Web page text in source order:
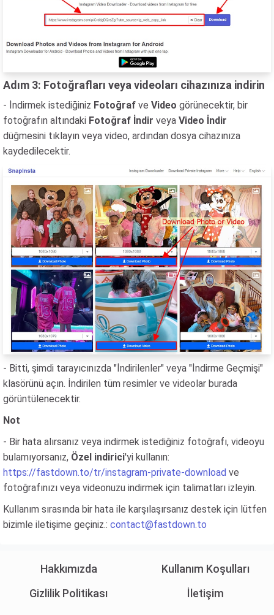
Adım 3: Fotoğrafları veya videoları cihazınıza indirin
- İndirmek istediğiniz Fotoğraf ve Video görünecektir, bir
fotoğrafın altındaki Fotoğraf İndir veya Video İndir
düğmesini tıklayın veya video, ardından dosya cihazınıza
kaydedilecektir.
- Bitti, şimdi tarayıcınızda "İndirilenler" veya "İndirme Geçmişi"
klasörünü açın. İndirilen tüm resimler ve videolar burada
görüntülenecektir.
Not
- Bir hata alırsanız veya indirmek istediğiniz fotoğrafı, videoyu
bulamıyorsanız, Özel indirici'yi kullanın:
https://fastdown.to/tr/instagram-private-download ve
fotoğrafınızı veya videonuzu indirmek için talimatları izleyin.
Kullanım sırasında bir hata ile karşılaşırsanız destek için lütfen
bizimle iletişime geçiniz.: contact@fastdown.to
Hakkımızda
Kullanım Koşulları
Gizlilik Politikası
İletişim